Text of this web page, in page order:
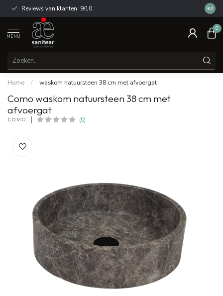
Reviews van klanten: 9/10 14
8.7
MENU
0
Home / waskom natuursteen 38 cm met afvoergat
Como waskom natuursteen 38 cm met
afvoergat
COMO (0)